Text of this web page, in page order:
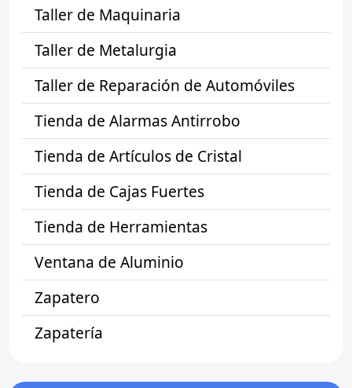
Taller de Maquinaria
Taller de Metalurgia
Taller de Reparación de Automóviles
Tienda de Alarmas Antirrobo
Tienda de Artículos de Cristal
Tienda de Cajas Fuertes
Tienda de Herramientas
Ventana de Aluminio
Zapatero
Zapatería